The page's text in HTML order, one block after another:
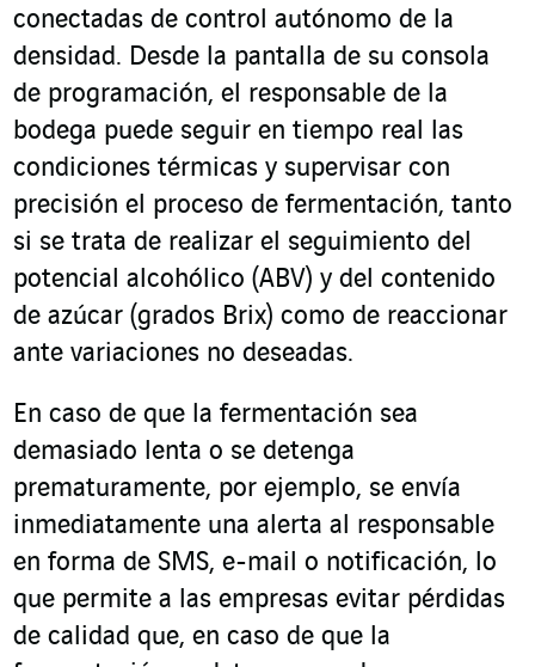
conectadas de control autónomo de la
densidad. Desde la pantalla de su consola
de programación, el responsable de la
bodega puede seguir en tiempo real las
condiciones térmicas y supervisar con
precisión el proceso de fermentación, tanto
si se trata de realizar el seguimiento del
potencial alcohólico (ABV) y del contenido
de azúcar (grados Brix) como de reaccionar
ante variaciones no deseadas.
En caso de que la fermentación sea
demasiado lenta o se detenga
prematuramente, por ejemplo, se envía
inmediatamente una alerta al responsable
en forma de SMS, e-mail o notificación, lo
que permite a las empresas evitar pérdidas
de calidad que, en caso de que la